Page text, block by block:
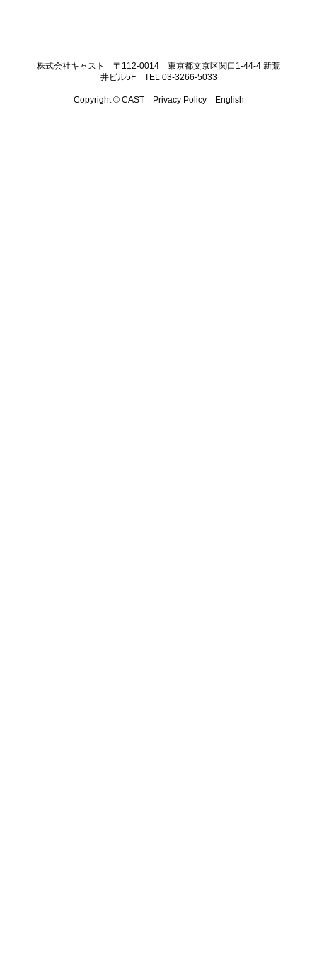
株式会社キャスト 〒112-0014 東京都文京区関口1-44-4 新荒
井ビル5F TEL 03-3266-5033
Copyright © CAST Privacy Policy English